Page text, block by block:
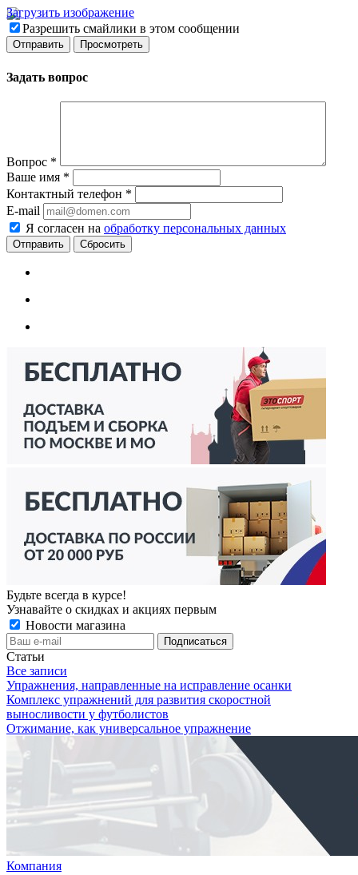
Загрузить изображение
Разрешить смайлики в этом сообщении
Задать вопрос
Вопрос *
Ваше имя *
Контактный телефон *
E-mail
Я согласен на обработку персональных данных
Сбросить
Будьте всегда в курсе!
Узнавайте о скидках и акциях первым
Новости магазина
Статьи
Все записи
Упражнения, направленные на исправление осанки
Комплекс упражнений для развития скоростной
выносливости у футболистов
Отжимание, как универсальное упражнение
Компания